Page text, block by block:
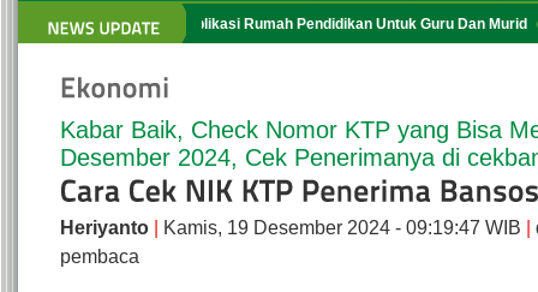
PRG yang Ke 13 Aplikasi Rumah Pendidikan Untuk Guru Dan Murid
Kabar Baik, Check Nomor KTP yang Bisa
Desember 2024, Cek Penerimanya di
Heriyanto Kamis, 19 Desember 2024 - 09:19:47 WIB
pembaca